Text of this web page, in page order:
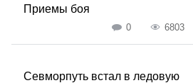
Приемы боя
0 6803
Севморпуть встал в ледовую